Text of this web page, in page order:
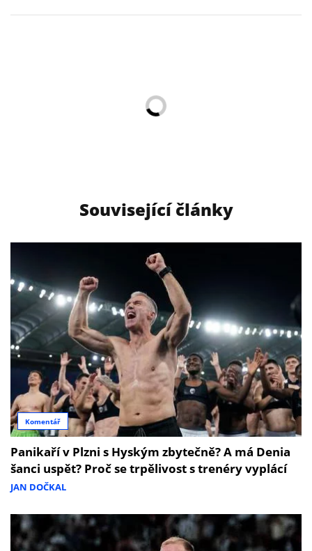
Související články
Komentář
Panikaří v Plzni s Hyským zbytečně? A má Denia
šanci uspět? Proč se trpělivost s trenéry vyplácí
JAN DOČKAL